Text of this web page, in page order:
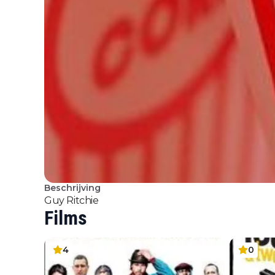
Beschrijving
Guy Ritchie
Films
4 0